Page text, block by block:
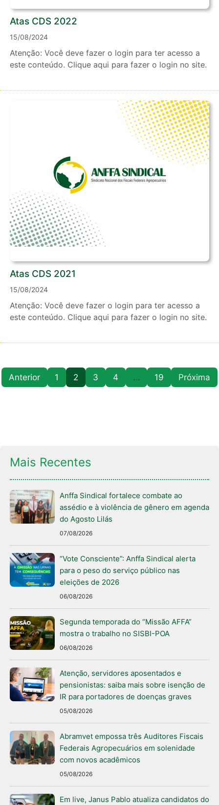
Atas CDS 2022
15/08/2024
Atenção: Você deve fazer o login para ter acesso a
este conteúdo. Clique aqui para fazer o login no site.
Atas CDS 2021
15/08/2024
Atenção: Você deve fazer o login para ter acesso a
este conteúdo. Clique aqui para fazer o login no site.
Anterior 1 2 3 4 … 19 Próxima
Mais Recentes
Anffa Sindical fortalece combate ao
assédio e à violência de gênero em agenda
do Agosto Lilás
07/08/2026
“Vote Consciente”: Anffa Sindical alerta
para o peso do serviço público nas
eleições de 2026
06/08/2026
Segunda temporada do “Missão AFFA”
mostra o trabalho no SISBI-POA
06/08/2026
Atenção, servidores aposentados e
pensionistas: saiba mais sobre isenção de
IR para portadores de doenças graves
05/08/2026
Abramvet empossa três Auditores Fiscais
Federais Agropecuários em solenidade
com novos acadêmicos
05/08/2026
Em live, Janus Pablo atualiza candidatos do